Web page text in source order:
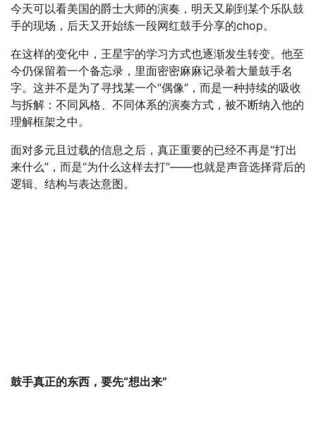
今天可以看美国的爵士大师的演奏，明天又刷到某个乐队鼓
手的现场，后天又开始练一段网红鼓手分享的chop。
在这样的变化中，王星宇的学习方式也逐渐发生转变。他至
今仍保留着一个备忘录，里面密密麻麻记录着大量鼓手名
字。这并不是为了寻找某一个“偶像”，而是一种持续的吸收
与拆解：不同风格、不同体系的演奏方式，被不断纳入他的
理解框架之中。
面对多元且过载的信息之后，真正重要的已经不再是“打出
来什么”，而是“为什么这样去打”——也就是声音选择背后的
逻辑、结构与表达意图。
鼓手真正的东西，要先“想出来”